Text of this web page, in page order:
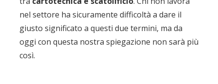
nel settore ha sicuramente difficoltà a dare il
giusto significato a questi due termini, ma da
oggi con questa nostra spiegazione non sarà più
così.